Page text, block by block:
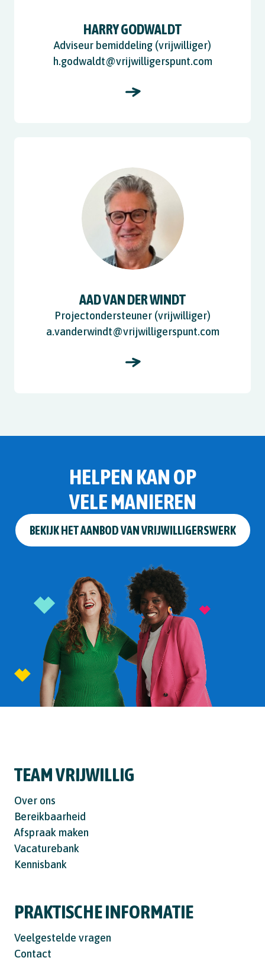
HARRY GODWALDT
Adviseur bemiddeling (vrijwilliger)
h.godwaldt@vrijwilligerspunt.com
AAD VAN DER WINDT
Projectondersteuner (vrijwilliger)
a.vanderwindt@vrijwilligerspunt.com
HELPEN KAN OP
VELE MANIEREN
BEKIJK HET AANBOD VAN VRIJWILLIGERSWERK
TEAM VRIJWILLIG
Over ons
Bereikbaarheid
Afspraak maken
Vacaturebank
Kennisbank
PRAKTISCHE INFORMATIE
Veelgestelde vragen
Contact